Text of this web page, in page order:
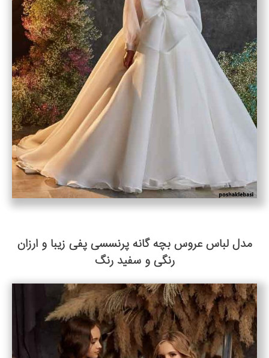
مدل لباس عروس بچه گانه پرنسسی پفی زیبا و ارزان
رنگی و سفید رنگ